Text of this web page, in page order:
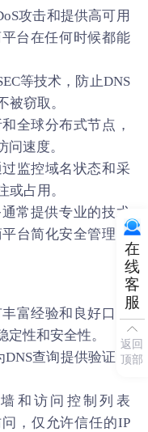
攻击和提供高可用
台在任何时候都能
等技术，防止DNS
被窃取。
全球分布式节点，
问速度。
过监控域名状态和采
或占用。
常提供专业的技术
台简化安全管理流
富经验和良好口碑
定性和安全性。
DNS查询提供验证，
和访问控制列表
问，仅允许信任的IP
在
线
客
服
返回
顶部